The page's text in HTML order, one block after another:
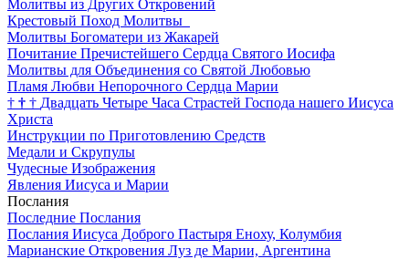
Молитвы из Других Откровений
Крестовый Поход Молитвы
Молитвы Богоматери из Жакарей
Почитание Пречистейшего Сердца Святого Иосифа
Молитвы для Объединения со Святой Любовью
Пламя Любви Непорочного Сердца Марии
† † † Двадцать Четыре Часа Страстей Господа нашего Иисуса
Христа
Инструкции по Приготовлению Средств
Медали и Скрупулы
Чудесные Изображения
Явления Иисуса и Марии
Послания
Последние Послания
Послания Иисуса Доброго Пастыря Еноху, Колумбия
Марианские Откровения Луз де Марии, Аргентина